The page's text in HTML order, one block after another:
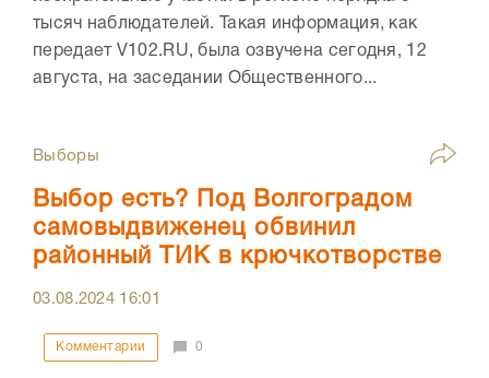
тысяч наблюдателей. Такая информация, как
передает V102.RU, была озвучена сегодня, 12
августа, на заседании Общественного...
Выборы
Выбор есть? Под Волгоградом
самовыдвиженец обвинил
районный ТИК в крючкотворстве
03.08.2024 16:01
Комментарии 0